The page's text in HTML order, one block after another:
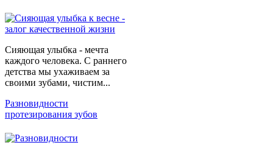
Сияющая улыбка - мечта
каждого человека. С раннего
детства мы ухаживаем за
своими зубами, чистим...
Разновидности
протезирования зубов